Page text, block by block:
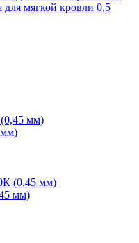
мягкой кровли 0,5
мм)
мм)